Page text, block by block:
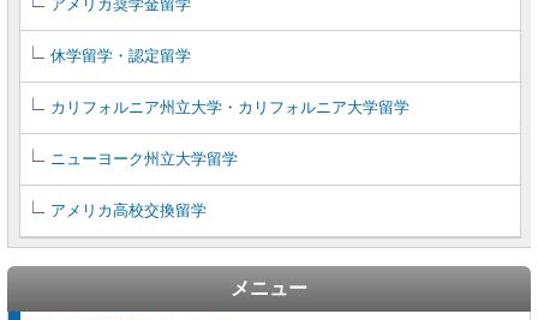
アメリカ奨学金留学
休学留学・認定留学
カリフォルニア州立大学・カリフォルニア大学留学
ニューヨーク州立大学留学
アメリカ高校交換留学
メニュー